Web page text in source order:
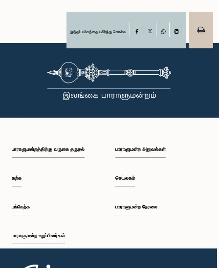
இந்தப் பக்கத்தை பகிர்ந்து கொள்க Facebook
பாராளுமன்றத்திற்கு வருகை தருதல்
கற்க
பங்கேற்க
பாராளுமன்ற உறுப்பினர்கள்
முதற்பக்கம்
பாராளுமன்ற அலுவல்கள்
செயலகம்
பாராளுமன்ற நேரலை